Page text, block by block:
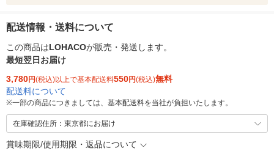
配送情報・送料について
この商品はLOHACOが販売・発送します。
最短翌日お届け
3,780円(税込)以上で基本配送料550円(税込)無料
配送料について
※一部の商品につきましては、基本配送料を当社が負担いたします。
在庫確認住所：東京都にお届け
賞味期限/使用期限・返品について